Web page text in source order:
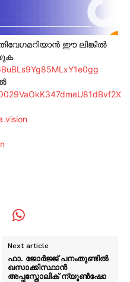
ഈ ലിങ്കിൽ
Next article
ഫാ. ജോര്‍ജ്ജ് പനംതുണ്ടില്‍
ഖസാക്കിസ്ഥാന്‍
അപ്പസ്തോലിക് ന്യൂണ്‍ഷോ